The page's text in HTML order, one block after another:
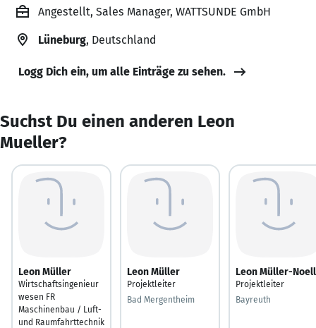
Angestellt, Sales Manager, WATTSUNDE GmbH
Lüneburg, Deutschland
Logg Dich ein, um alle Einträge zu sehen.
Suchst Du einen anderen Leon
Mueller?
Leon Müller
Wirtschaftsingenieur
wesen FR
Maschinenbau / Luft-
und Raumfahrttechnik
Leon Müller
Projektleiter
Bad Mergentheim
Leon Müller-Noell
Projektleiter
Bayreuth